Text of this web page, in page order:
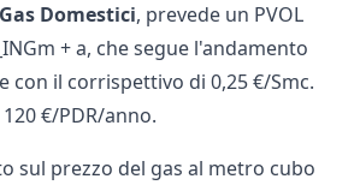
Domestici, prevede un PVOL
+ a, che segue l'andamento
con il corrispettivo di 0,25 €/Smc.
€/PDR/anno.
sul prezzo del gas al metro cubo